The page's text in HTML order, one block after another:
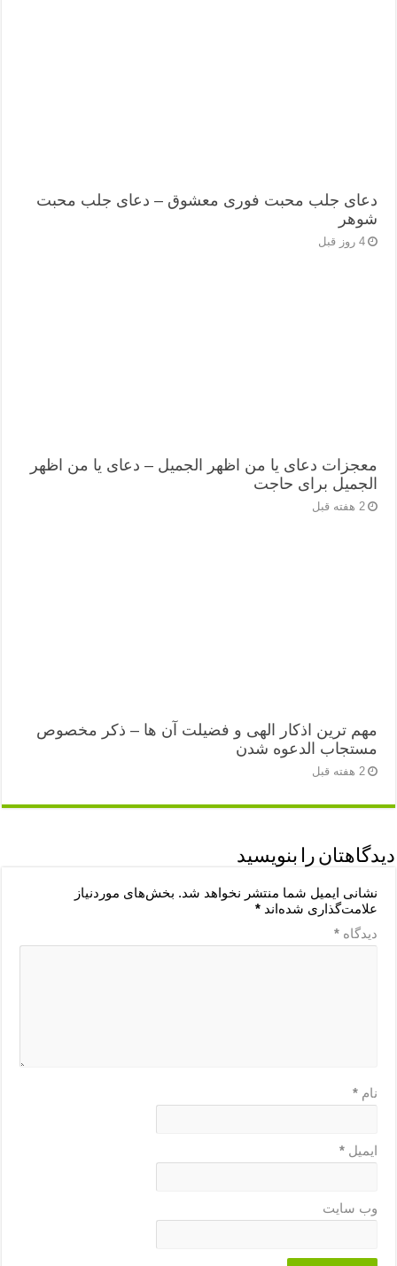
دعای جلب محبت فوری معشوق – دعای جلب محبت
شوهر
4 روز قبل
معجزات دعای یا من اظهر الجمیل – دعای یا من اظهر
الجمیل برای حاجت
2 هفته قبل
مهم ترین اذکار الهی و فضیلت آن ها – ذکر مخصوص
مستجاب الدعوه شدن
2 هفته قبل
دیدگاهتان را بنویسید
نشانی ایمیل شما منتشر نخواهد شد. بخش‌های موردنیاز
علامت‌گذاری شده‌اند*
دیدگاه*
نام*
ایمیل*
وب‌ سایت